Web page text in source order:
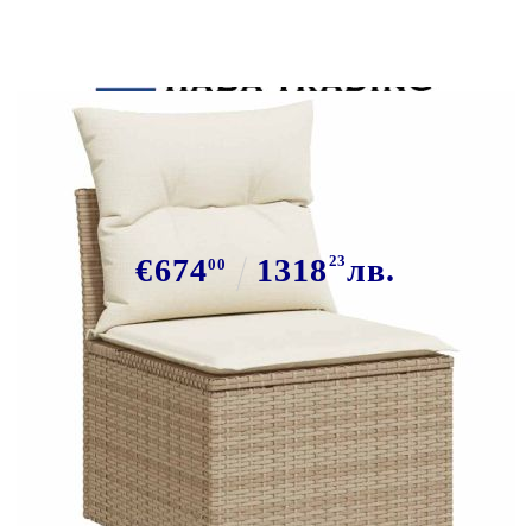
Градински диван с възглавници, 8
части, бежов полиратан
€67400 1318 23лв.
Време за доставка: 5 до 9 дни
Безплатна доставка до адрес при плащане по банков път